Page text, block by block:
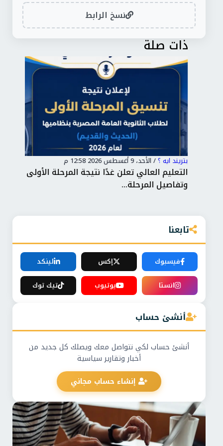
نسخ الرابط
ذات صلة
بتريند ايه ؟ / الأحد، 9 أغسطس 2026 12:58 م
التعليم العالي تعلن غدًا نتيجة المرحلة الأولى
وتفاصيل المرحلة...
تابعنا
فيسبوك إكس
لينكد
انستا
يوتيوب تيك توك
أنشئ حساب
أنشئ حساب لكي نتواصل معك ويصلك كل جديد من
أخبار وتقارير سياسية
إنشاء حساب مجاني